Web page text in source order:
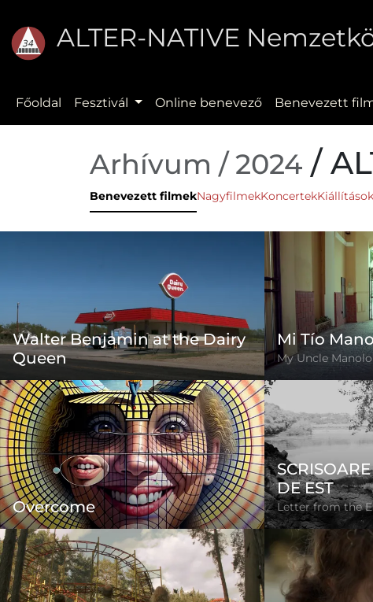
ALTER-NATIVE
Főoldal Fesztivál Online benevező Benevezett
Arhívum / 2024 /
Benevezett filmekNagyfilmekKoncertekKiállítások
Walter Benjamin at the Dairy
Queen
Mi Tío
My Uncle Manolo
Overcome
DE EST
Letter from the